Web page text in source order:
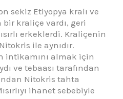
sekiz Etiyopya kralı ve
kraliçe vardı, geri
erkeklerdi. Kraliçenin
ile aynıdır.
intikamını almak için
ve tebaası tarafından
Nitokris tahta
ihanet sebebiyle